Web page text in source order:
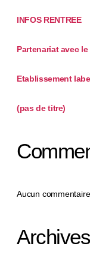
INFOS RENTREE
Partenariat avec
Etablissement
(pas de titre)
Aucun
Archives